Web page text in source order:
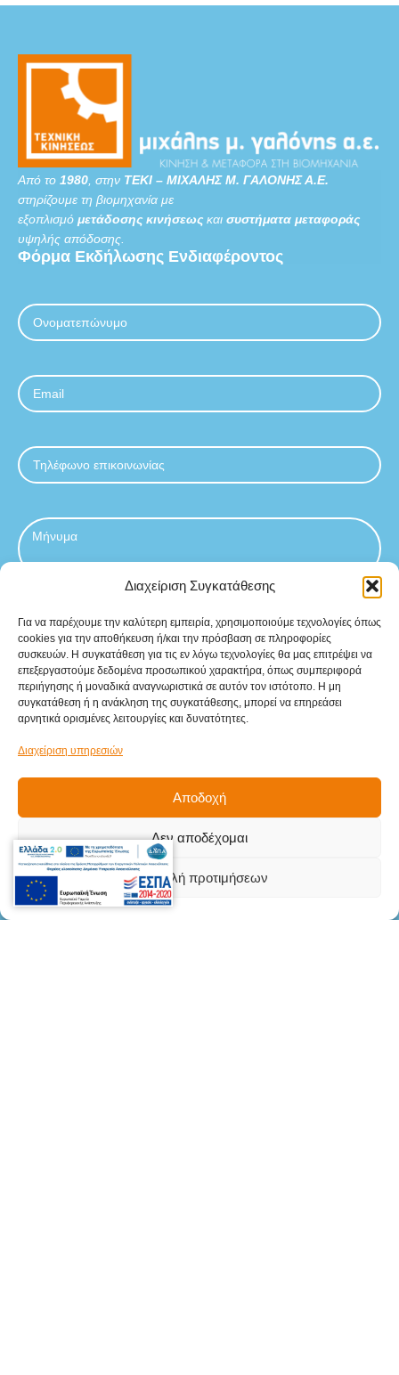
Διαχείριση Συγκατάθεσης
Για να παρέχουμε την καλύτερη εμπειρία, χρησιμοποιούμε τεχνολογίες όπως
cookies για την αποθήκευση ή/και την πρόσβαση σε πληροφορίες
συσκευών. Η συγκατάθεση για τις εν λόγω τεχνολογίες θα μας επιτρέψει να
επεξεργαστούμε δεδομένα προσωπικού χαρακτήρα, όπως συμπεριφορά
περιήγησης ή μοναδικά αναγνωριστικά σε αυτόν τον ιστότοπο. Η μη
συγκατάθεση ή η ανάκληση της συγκατάθεσης, μπορεί να επηρεάσει
αρνητικά ορισμένες λειτουργίες και δυνατότητες.
Διαχείριση υπηρεσιών
Αποδοχή
Δεν αποδέχομαι
Προβολή προτιμήσεων
Από το 1980 , στην ΤΕΚΙ – ΜΙΧΑΛΗΣ Μ. ΓΑΛΟΝΗΣ Α.Ε.
στηρίζουμε τη βιομηχανία με
εξοπλισμό μετάδοσης κινήσεως και συστήματα μεταφοράς
υψηλής απόδοσης.
Φόρμα Εκδήλωσης Ενδιαφέροντος
Sitemap
Αρχική
Υπηρεσίες
Βιομηχανικοί κλάδοι
Επικοινωνία
Στοιχεία Επικοινωνίας
Γληνού Δημήτριου 5Β, Μενεμένη,